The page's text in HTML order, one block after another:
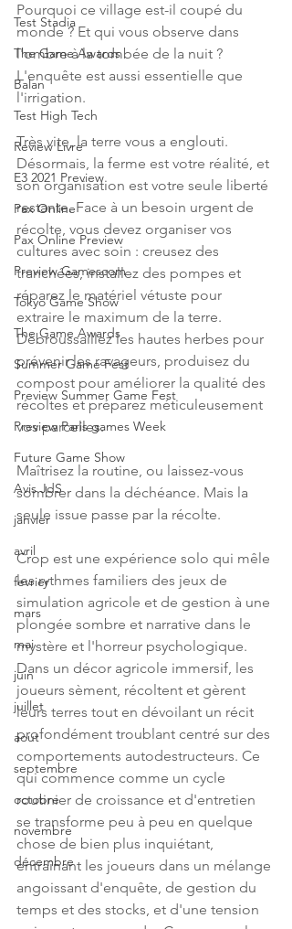
Test Stadia
The Game Awards
Balan
Test High Tech
Review Livre
E3 2021 Preview
Pax Online
Pax Online Preview
Preview Gamescom
Tokyo Game Show
The Game Awards
Summer Game Fest
Preview Summer Game Fest
Preview Paris games Week
Future Game Show
Avis JdS
janvier
avril
fevrier
mars
mai
juin
juillet
aout
septembre
octobre
novembre
décembre
Pourquoi ce village est-il coupé du
monde ? Et qui vous observe dans
l'ombre à la tombée de la nuit ?
L'enquête est aussi essentielle que
l'irrigation.
Très vite, la terre vous a englouti.
Désormais, la ferme est votre réalité, et
son organisation est votre seule liberté
restante. Face à un besoin urgent de
récolte, vous devez organiser vos
cultures avec soin : creusez des
tranchées, installez des pompes et
réparez le matériel vétuste pour
extraire le maximum de la terre.
Débroussaillez les hautes herbes pour
prévenir les ravageurs, produisez du
compost pour améliorer la qualité des
récoltes et préparez méticuleusement
vos parcelles.
Maîtrisez la routine, ou laissez-vous
sombrer dans la déchéance. Mais la
seule issue passe par la récolte.
Crop est une expérience solo qui mêle
les rythmes familiers des jeux de
simulation agricole et de gestion à une
plongée sombre et narrative dans le
mystère et l'horreur psychologique.
Dans un décor agricole immersif, les
joueurs sèment, récoltent et gèrent
leurs terres tout en dévoilant un récit
profondément troublant centré sur des
comportements autodestructeurs. Ce
qui commence comme un cycle
routinier de croissance et d'entretien
se transforme peu à peu en quelque
chose de bien plus inquiétant,
entraînant les joueurs dans un mélange
angoissant d'enquête, de gestion du
temps et des stocks, et d'une tension